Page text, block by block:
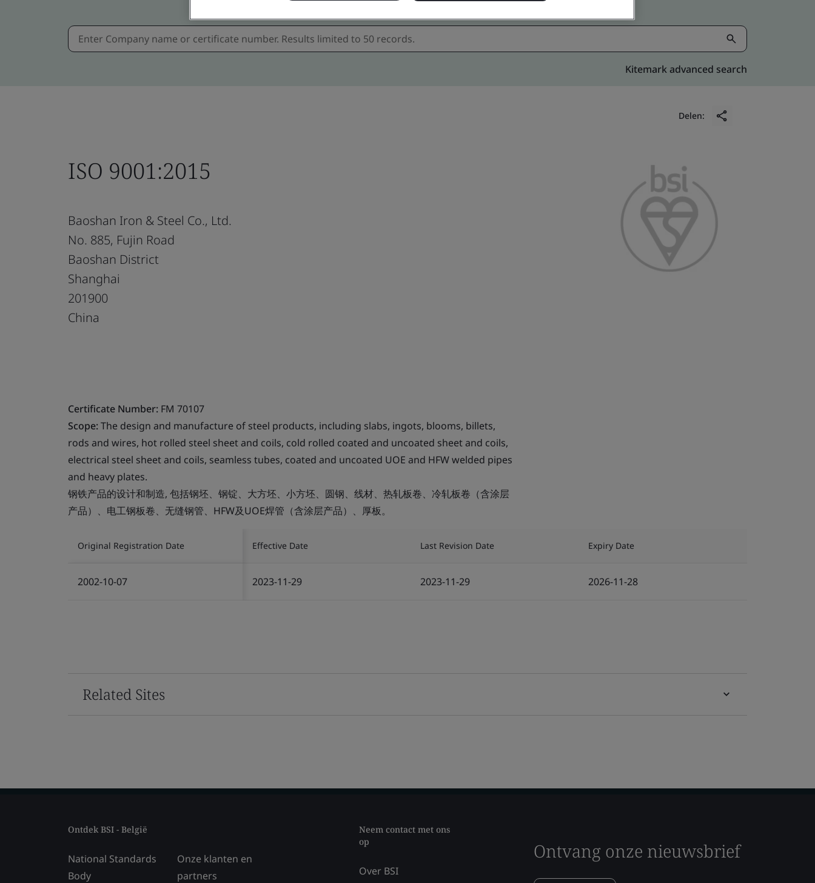
Kitemark advanced search
Delen:
ISO 9001:2015
Baoshan Iron & Steel Co., Ltd.
No. 885, Fujin Road
Baoshan District
Shanghai
201900
China
Certificate Number: FM 70107
Scope:The design and manufacture of steel products, including slabs, ingots, blooms, billets,
rods and wires, hot rolled steel sheet and coils, cold rolled coated and uncoated sheet and coils,
electrical steel sheet and coils, seamless tubes, coated and uncoated UOE and HFW welded pipes
and heavy plates.
钢铁产品的设计和制造, 包括钢坯、钢锭、大方坯、小方坯、圆钢、线材、热轧板卷、冷轧板卷（含涂层
产品）、电工钢板卷、无缝钢管、HFW及UOE焊管（含涂层产品）、厚板。
Original Registration Date Effective Date Last Revision Date Expiry Date
2002-10-07 2023-11-29 2023-11-29 2026-11-28
Related Sites
Ontdek BSI - België
National Standards
Body
Onze klanten en
partners
Neem contact met ons
op
Over BSI
Ontvang onze nieuwsbrief